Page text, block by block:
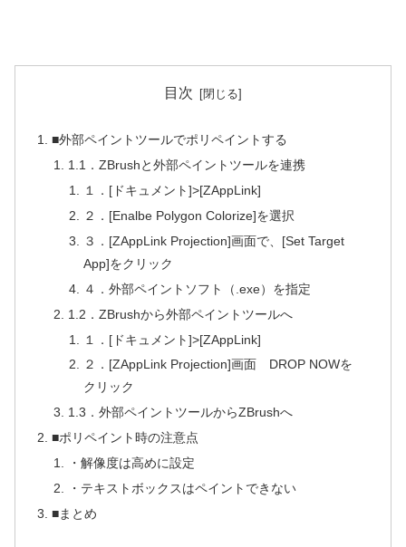
目次
■外部ペイントツールでポリペイントする
1.1．ZBrushと外部ペイントツールを連携
１．[ドキュメント]>[ZAppLink]
２．[Enalbe Polygon Colorize]を選択
３．[ZAppLink Projection]画面で、[Set Target
App]をクリック
４．外部ペイントソフト（.exe）を指定
1.2．ZBrushから外部ペイントツールへ
１．[ドキュメント]>[ZAppLink]
２．[ZAppLink Projection]画面 DROP NOWを
クリック
1.3．外部ペイントツールからZBrushへ
■ポリペイント時の注意点
・解像度は高めに設定
・テキストボックスはペイントできない
■まとめ